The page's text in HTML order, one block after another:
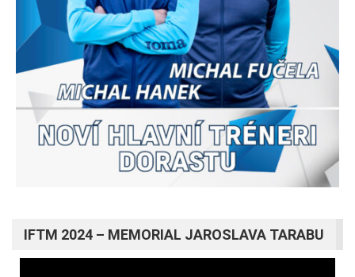
IFTM 2024 – MEMORIAL JAROSLAVA TARABU